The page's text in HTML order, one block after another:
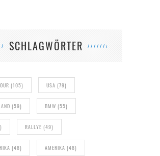
SCHLAGWÖRTER
(105) USA (79)
(59) BMW (55)
RALLYE (49)
(48) AMERIKA (48)